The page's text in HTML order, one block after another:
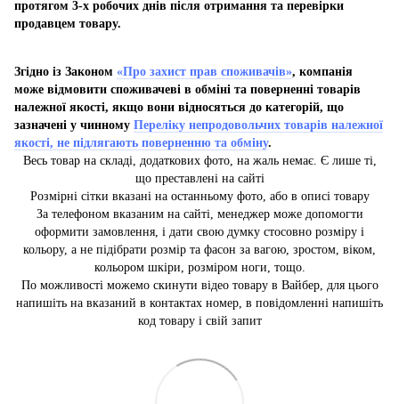
протягом 3-х робочих днів після отримання та перевірки
продавцем товару.
Згідно із Законом «Про захист прав споживачів», компанія
може відмовити споживачеві в обміні та поверненні товарів
належної якості, якщо вони відносяться до категорій, що
зазначені у чинному Переліку непродовольчих товарів належної
якості, не підлягають поверненню та обміну.
Весь товар на складі, додаткових фото, на жаль немає. Є лише ті,
що преставлені на сайті
Розмірні сітки вказані на останньому фото, або в описі товару
За телефоном вказаним на сайті, менеджер може допомогти
оформити замовлення, і дати свою думку стосовно розміру і
кольору, а не підібрати розмір та фасон за вагою, зростом, віком,
кольором шкіри, розміром ноги, тощо.
По можливості можемо скинути відео товару в Вайбер, для цього
напишіть на вказаний в контактах номер, в повідомленні напишіть
код товару і свій запит